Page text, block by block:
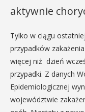
aktywnie
Tylko w ciągu
przypadków
więcej niż dzień
przypadki. Z danych
Epidemiologicznej
województwie